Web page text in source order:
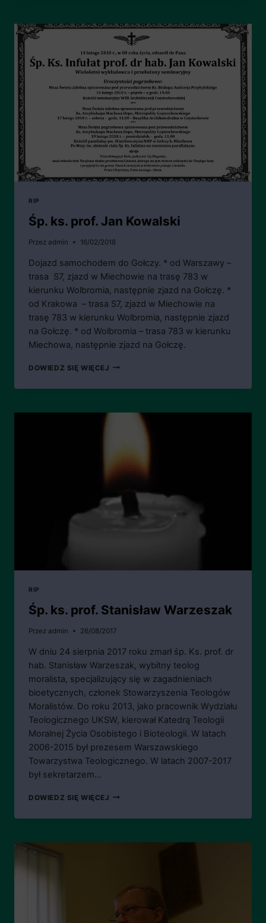
RIP
Śp. ks. prof. Jan Kowalski
Przez admin 16/02/2018
Dojazd samochodem do Gołczy. * od Warszawy –
trasa S7, zjazd w Miechowie na trasę 783 w
kierunku Wolbromia, następnie zjazd na Gołczę. *
od Krakowa – trasa S7, zjazd w Miechowie na
trasę 783 w kierunku Wolbromia, następnie zjazd
na Gołczę. * od Wolbromia – trasa 783 w kierunku
Miechowa, następnie zjazd na Gołczę.
DOWIEDZ SIĘ WIĘCEJ ŚP.
RIP
Śp. ks. prof. Stanisław Warzeszak
Przez admin 26/08/2017
W dniu 24 sierpnia 2017 roku zmarł śp. Ks. prof. dr
hab. Stanisław Warzeszak, wybitny teolog
moralista, specjalizujący się w zagadnieniach
bioetycznych, członek Stowarzyszenia Teologów
Moralistów. Do roku 2013, jako pracownik Wydziału
Teologicznego UKSW, kierował Katedrą Teologii
Moralnej Życia Osobistego i Bioteologii. W latach
2006-2015 był prezesem Warszawskiego
Towarzystwa Teologicznego. W latach 2007-2017
był sekretarzem…
DOWIEDZ SIĘ WIĘCEJ ŚP.